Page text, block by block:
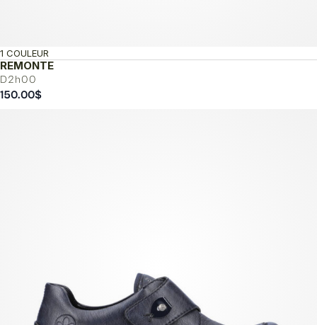
REMONTE
D2h00
1 COULEUR
150.00$